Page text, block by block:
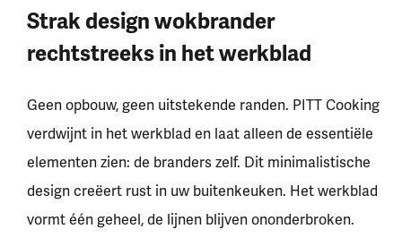
Strak design wokbrander
rechtstreeks in het werkblad
Geen opbouw, geen uitstekende randen. PITT Cooking
verdwijnt in het werkblad en laat alleen de essentiële
elementen zien: de branders zelf. Dit minimalistische
design creëert rust in uw buitenkeuken. Het werkblad
vormt één geheel, de lijnen blijven ononderbroken.